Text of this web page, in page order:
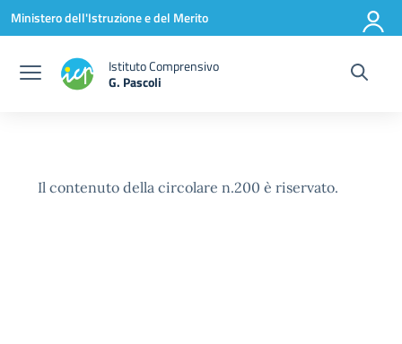
Vai ai contenuti
Vai al menu di navigazione
Vai al footer
Ministero dell'Istruzione e del Merito
Istituto Comprensivo
G. Pascoli
Il contenuto della circolare n.200 è riservato.